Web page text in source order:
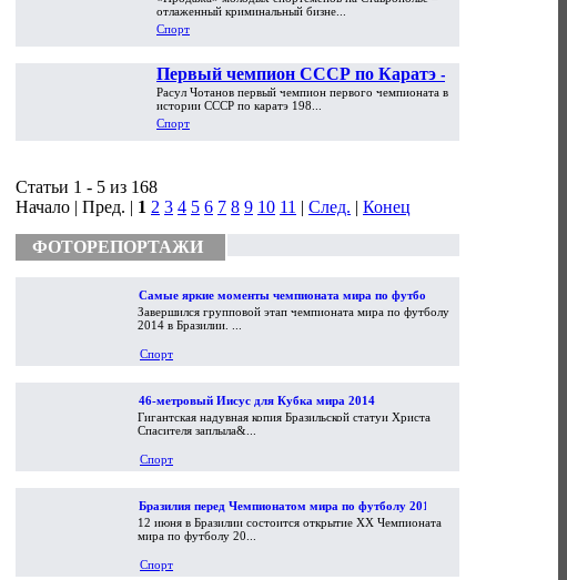
отлаженный криминальный бизне...
Спорт
Первый чемпион СССР по Каратэ -
Расул Чотанов
Расул Чотанов первый чемпион первого чемпионата в
истории СССР по каратэ 198...
Спорт
Статьи 1 - 5 из 168
Начало | Пред. | 1 2 3 4 5 6 7 8 9 10 11 | След. | Конец
ФОТОРЕПОРТАЖИ
Самые яркие моменты чемпионата мира по футболу
2014
Завершился групповой этап чемпионата мира по футболу
2014 в Бразилии. ...
Спорт
46-метровый Иисус для Кубка мира 2014
Гигантская надувная копия Бразильской статуи Христа
Спасителя заплыла&...
Спорт
Бразилия перед Чемпионатом мира по футболу 2014
12 июня в Бразилии состоится открытие XX Чемпионата
мира по футболу 20...
Спорт